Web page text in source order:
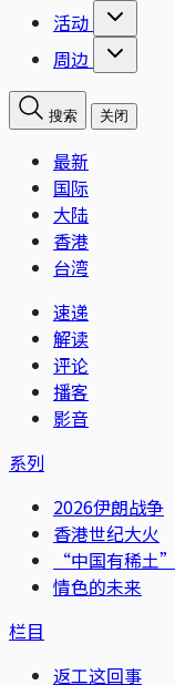
活动
周边
搜索 关闭
最新
国际
大陆
香港
台湾
速递
解读
评论
播客
影音
系列
2026伊朗战争
香港世纪大火
“中国有稀土”
情色的未来
栏目
返工这回事